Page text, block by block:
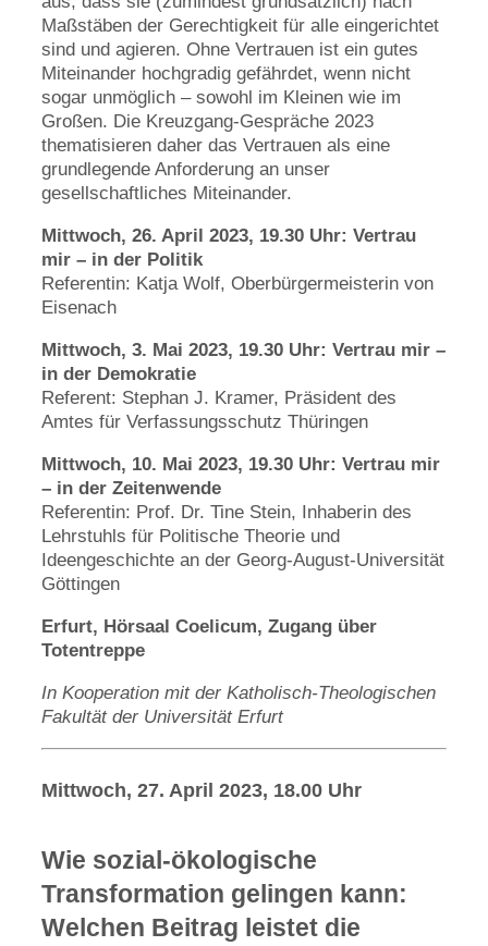
Maßstäben der Gerechtigkeit für alle eingerichtet
sind und agieren. Ohne Vertrauen ist ein gutes
Miteinander hochgradig gefährdet, wenn nicht
sogar unmöglich – sowohl im Kleinen wie im
Großen. Die Kreuzgang-Gespräche 2023
thematisieren daher das Vertrauen als eine
grundlegende Anforderung an unser
gesellschaftliches Miteinander.
Mittwoch, 26. April 2023, 19.30 Uhr: Vertrau
mir – in der Politik
Referentin: Katja Wolf, Oberbürgermeisterin von
Eisenach
Mittwoch, 3. Mai 2023, 19.30 Uhr: Vertrau mir –
in der Demokratie
Referent: Stephan J. Kramer, Präsident des
Amtes für Verfassungsschutz Thüringen
Mittwoch, 10. Mai 2023, 19.30 Uhr: Vertrau mir
– in der Zeitenwende
Referentin: Prof. Dr. Tine Stein, Inhaberin des
Lehrstuhls für Politische Theorie und
Ideengeschichte an der Georg-August-Universität
Göttingen
Erfurt, Hörsaal Coelicum, Zugang über
Totentreppe
In Kooperation mit der Katholisch-Theologischen
Fakultät der Universität Erfurt
Mittwoch, 27. April 2023, 18.00 Uhr
Wie sozial-ökologische
Transformation gelingen kann:
Welchen Beitrag leistet die